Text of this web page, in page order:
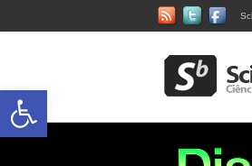
Abrir a barra de